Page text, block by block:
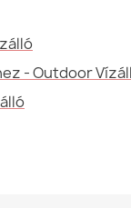
- Outdoor